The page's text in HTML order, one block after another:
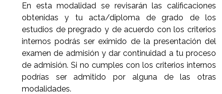
En esta modalidad se revisarán las calificaciones
obtenidas y tu acta/diploma de grado de los
estudios de pregrado y de acuerdo con los criterios
internos podrás ser eximido de la presentación del
examen de admisión y dar continuidad a tu proceso
de admisión. Si no cumples con los criterios internos
podrías ser admitido por alguna de las otras
modalidades.